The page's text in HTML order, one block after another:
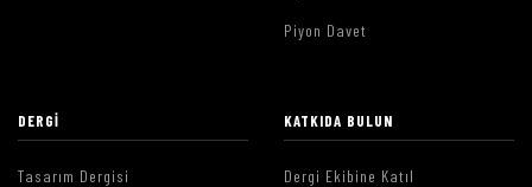
Piyon Davet
DERGI
Tasarım Dergisi
KATKIDA BULUN
Dergi Ekibine Katıl